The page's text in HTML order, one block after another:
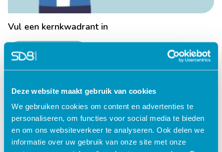
Deze website maakt gebruik van cookies
We gebruiken cookies om content en advertenties te
personaliseren, om functies voor social media te bieden
en om ons websiteverkeer te analyseren. Ook delen we
informatie over uw gebruik van onze site met onze
Vul een kernkwadrant in
Lees verder